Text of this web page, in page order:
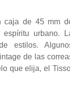
caja de 45 mm
urbano.
estilos.
de las
que elija, el